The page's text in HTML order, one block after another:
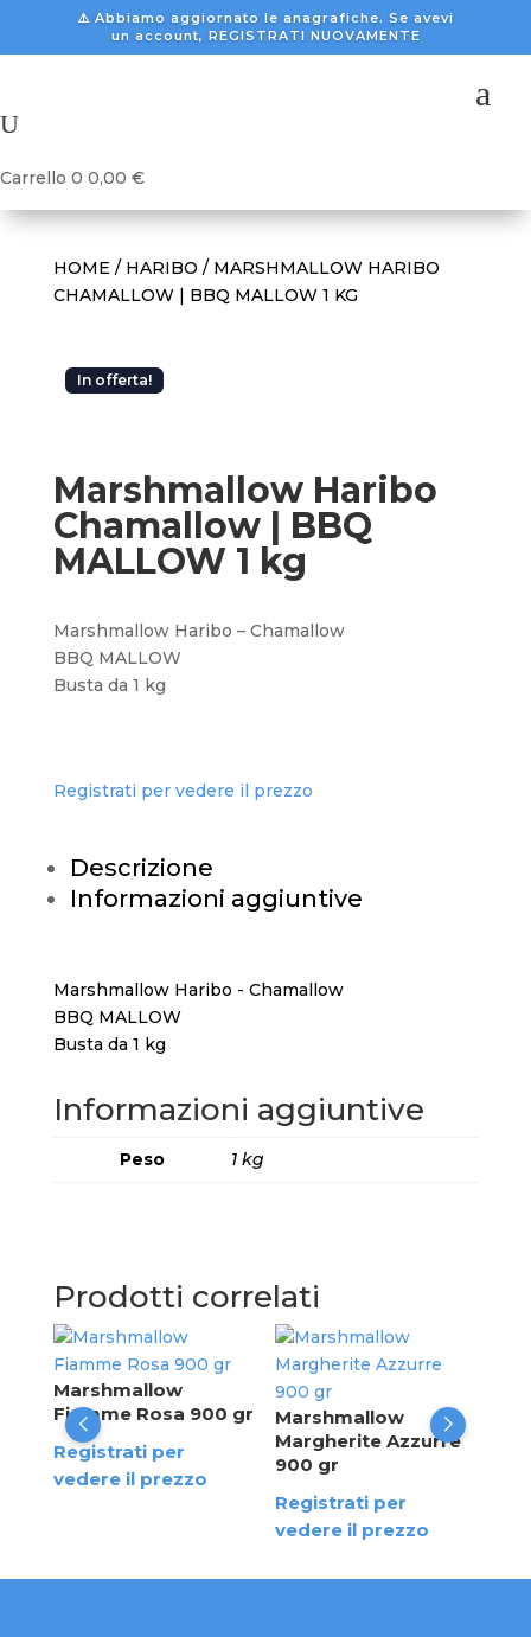
⚠️ Abbiamo aggiornato le anagrafiche. Se avevi
un account, REGISTRATI NUOVAMENTE
a
U
Carrello 0 0,00 €
HOME / HARIBO / MARSHMALLOW HARIBO
CHAMALLOW | BBQ MALLOW 1 KG
In offerta!
Marshmallow Haribo
Chamallow | BBQ
MALLOW 1 kg
Marshmallow Haribo – Chamallow
BBQ MALLOW
Busta da 1 kg
Registrati per vedere il prezzo
Descrizione
Informazioni aggiuntive
Marshmallow Haribo - Chamallow
BBQ MALLOW
Busta da 1 kg
Informazioni aggiuntive
Peso 1 kg
Prodotti correlati
Marshmallow
Fiamme Rosa 900 gr
Registrati per
vedere il prezzo
Marshmallow
Margherite Azzurre
900 gr
Registrati per
vedere il prezzo